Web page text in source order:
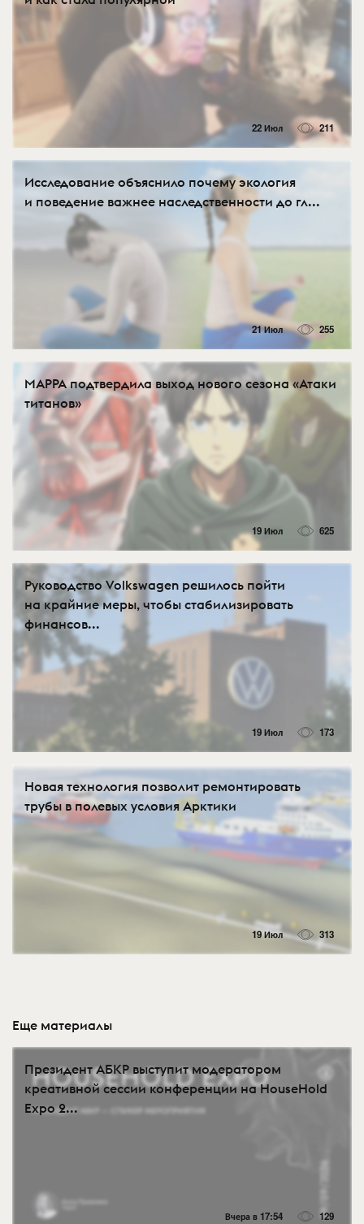
22 Июл 211
Исследование объяснило почему экология
и поведение важнее наследственности до гл...
21 Июл 255
MAPPA подтвердила выход нового сезона «Атаки
титанов»
19 Июл 625
Руководство Volkswagen решилось пойти
на крайние меры, чтобы стабилизировать
финансов...
19 Июл 173
Новая технология позволит ремонтировать
трубы в полевых условия Арктики
19 Июл 313
Еще материалы
Президент АБКР выступит модератором
креативной сессии конференции на HouseHold
Expo 2...
Вчера в 17:54 129